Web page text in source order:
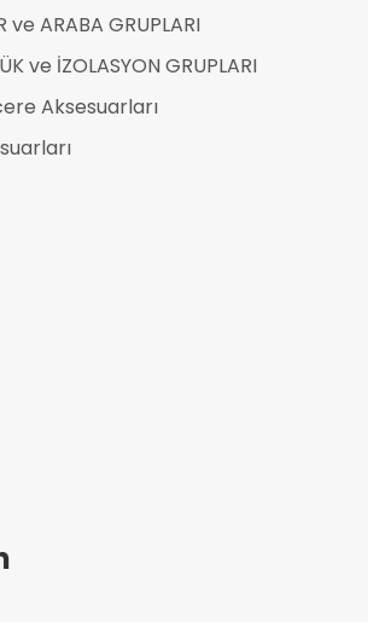
ve ARABA GRUPLARI
ve İZOLASYON GRUPLARI
Aksesuarları